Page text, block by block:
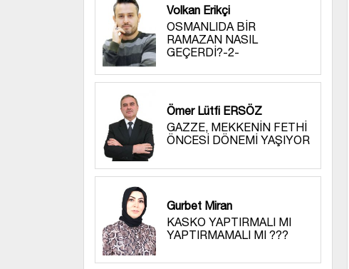
Volkan Erikçi
OSMANLIDA BİR
RAMAZAN NASIL
GEÇERDİ?-2-
Ömer Lütfi ERSÖZ
GAZZE, MEKKENİN FETHİ
ÖNCESİ DÖNEMİ YAŞIYOR
Gurbet Miran
KASKO YAPTIRMALI MI
YAPTIRMAMALI MI ???